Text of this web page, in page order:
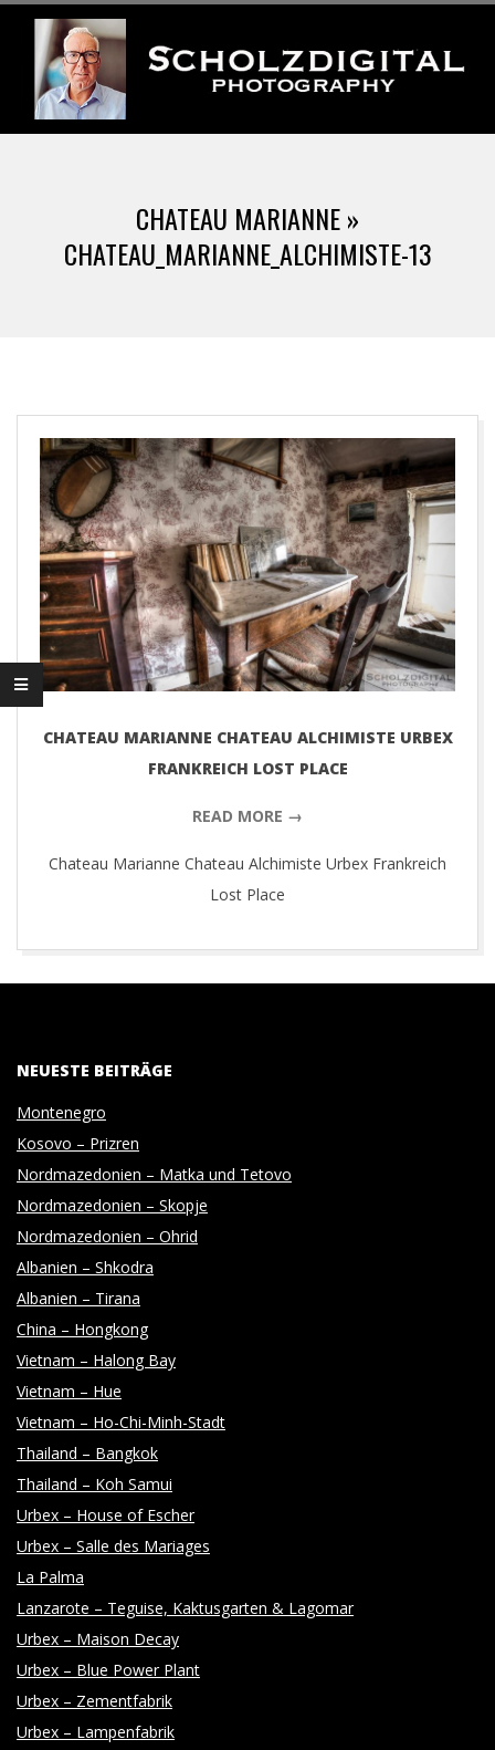
content
S
Z
D
G
I
P
H
O
T
O
G
R
A
P
H
Y
CHATEAU MARIANNE »
CHATEAU_MARIANNE_ALCHIMISTE-13
CHATEAU MARIANNE CHATEAU ALCHIMISTE URBEX
FRANKREICH LOST PLACE
READ MORE →
Chateau Marianne Chateau Alchimiste Urbex Frankreich
Lost Place
NEUESTE BEITRÄGE
Montenegro
Kosovo – Prizren
Nordmazedonien – Matka und Tetovo
Nordmazedonien – Skopje
Nordmazedonien – Ohrid
Albanien – Shkodra
Albanien – Tirana
China – Hongkong
Vietnam – Halong Bay
Vietnam – Hue
Vietnam – Ho-Chi-Minh-Stadt
Thailand – Bangkok
Thailand – Koh Samui
Urbex – House of Escher
Urbex – Salle des Mariages
La Palma
Lanzarote – Teguise, Kaktusgarten & Lagomar
Urbex – Maison Decay
Urbex – Blue Power Plant
Urbex – Zementfabrik
Urbex – Lampenfabrik